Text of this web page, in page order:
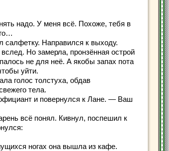
надо. У меня всё. Похоже, тебя в
Направился к выходу.
Но замерла, пронзённая острой
не для неё. А якобы запах пота
уйти.
голос толстуха, обдав
тела.
и повернулся к Лане. — Ваш
всё понял. Кивнул, поспешил к
ногах она вышла из кафе.